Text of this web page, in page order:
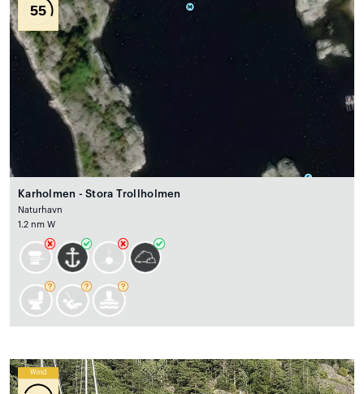
55
Karholmen - Stora Trollholmen
Naturhavn
1.2 nm W
Wind